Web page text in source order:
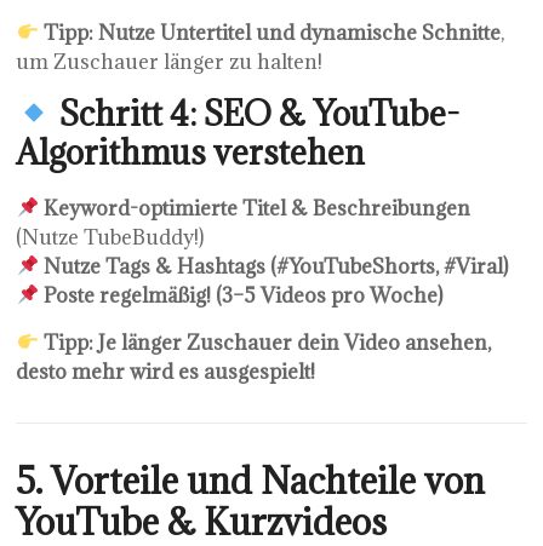
Tipp:Nutze Untertitel und dynamische Schnitte,
um Zuschauer länger zu halten!
Schritt 4: SEO & YouTube-
Algorithmus verstehen
Keyword-optimierte Titel & Beschreibungen
(Nutze TubeBuddy!)
Nutze Tags & Hashtags (#YouTubeShorts, #Viral)
Poste regelmäßig! (3–5 Videos pro Woche)
Tipp:Je länger Zuschauer dein Video ansehen,
desto mehr wird es ausgespielt!
5. Vorteile und Nachteile von
YouTube & Kurzvideos